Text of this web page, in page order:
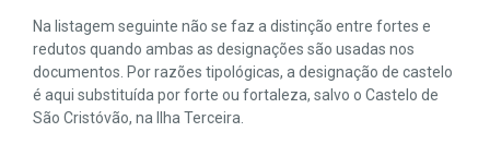
Na listagem seguinte não se faz a distinção entre fortes e
redutos quando ambas as designações são usadas nos
documentos. Por razões tipológicas, a designação de castelo
é aqui substituída por forte ou fortaleza, salvo o Castelo de
São Cristóvão, na Ilha Terceira.